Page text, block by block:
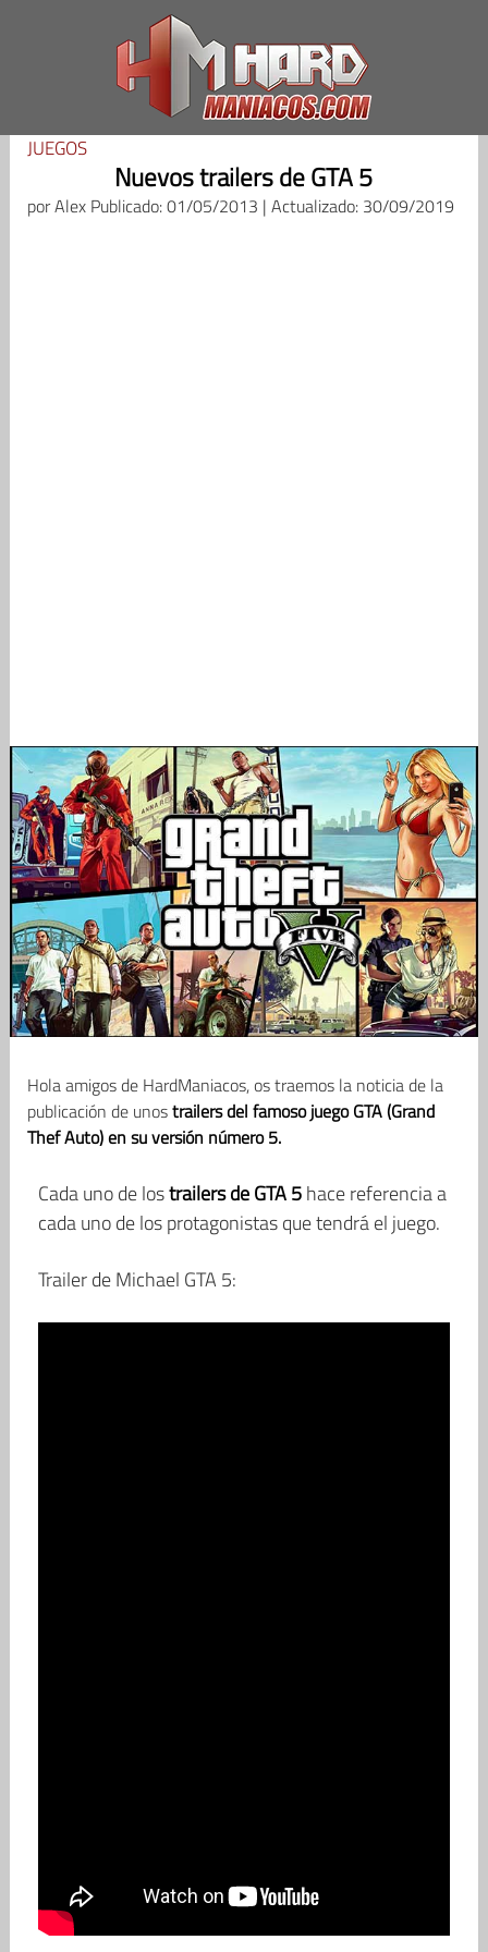
JUEGOS
Nuevos trailers de GTA 5
porAlex Publicado: 01/05/2013 | Actualizado: 30/09/2019
Hola amigos de HardManiacos, os traemos la noticia de la
publicación de unostrailers del famoso juego GTA (Grand
Thef Auto) en su versión número 5.
Cada uno de lostrailers de GTA 5hace referencia a
cada uno de los protagonistas que tendrá el juego.
Trailer de Michael GTA 5: